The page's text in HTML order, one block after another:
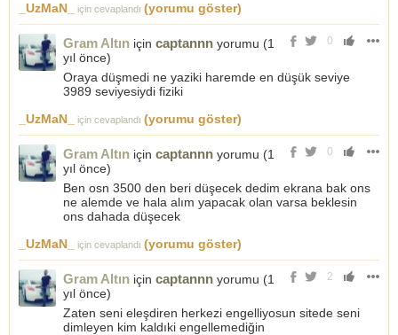
_UzMaN_
için cevaplandı (yorumu göster)
0
Gram Altın için captannn yorumu (1
yıl önce)
Oraya düşmedi ne yaziki haremde en düşük seviye
3989 seviyesiydi fiziki
_UzMaN_
için cevaplandı (yorumu göster)
0
Gram Altın için captannn yorumu (1
yıl önce)
Ben osn 3500 den beri düşecek dedim ekrana bak ons
ne alemde ve hala alım yapacak olan varsa beklesin
ons dahada düşecek
_UzMaN_
için cevaplandı (yorumu göster)
2
Gram Altın için captannn yorumu (1
yıl önce)
Zaten seni eleşdiren herkezi engelliyosun sitede seni
dimleyen kim kaldıki engellemediğin